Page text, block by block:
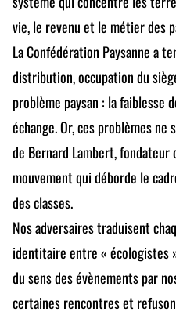
vie, le revenu et le métier des
La Confédération Paysanne a
distribution, occupation du
problème paysan : la
échange. Or, ces problèmes
de Bernard Lambert, fondateur
mouvement qui déborde le
des classes.
Nos adversaires traduisent
identitaire entre « écologistes
du sens des évènements par
certaines rencontres et